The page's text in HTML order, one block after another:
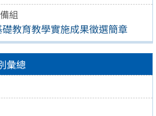
組
教育教學實施成果徵選簡章
彙總